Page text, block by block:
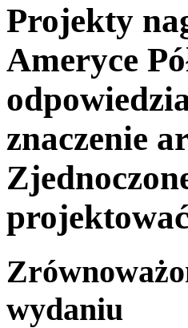
Projekty
Ameryce
znaczenie
wydaniu